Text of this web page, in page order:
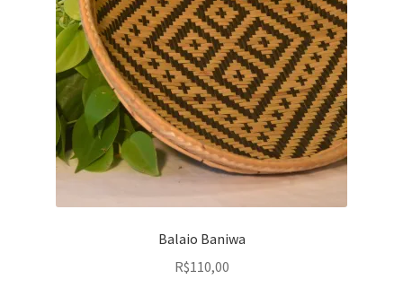
Balaio Baniwa
R$110,00